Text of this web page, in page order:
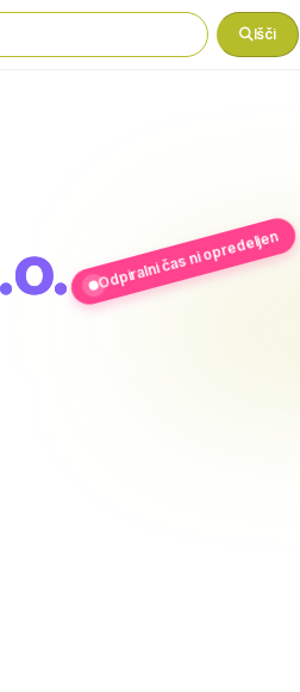
Išči
Odpiralni čas ni opredeljen